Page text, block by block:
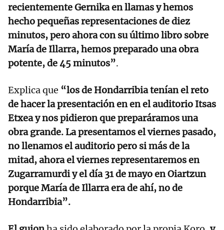
recientemente Gernika en llamas y hemos
hecho pequeñas representaciones de diez
minutos, pero ahora con su último libro sobre
María de Illarra, hemos preparado una obra
potente, de 45 minutos”.
Explica que “los de Hondarribia tenían el reto
de hacer la presentación en en el auditorio Itsas
Etxea y nos pidieron que preparáramos una
obra grande. La presentamos el viernes pasado,
no llenamos el auditorio pero si más de la
mitad, ahora el viernes representaremos en
Zugarramurdi y el día 31 de mayo en Oiartzun
porque María de Illarra era de ahí, no de
Hondarribia”.